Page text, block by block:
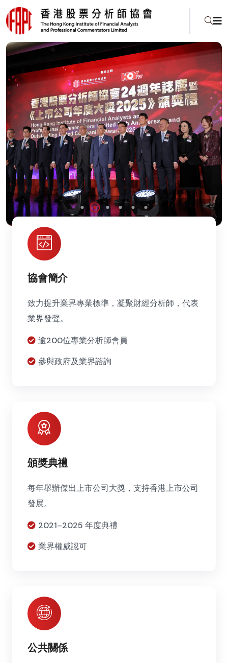
協會簡介
致力提升業界專業標準，凝聚財經分析師，代表
業界發聲。
逾200位專業分析師會員
參與政府及業界諮詢
頒獎典禮
每年舉辦傑出上市公司大獎，支持香港上市公司
發展。
2021–2025 年度典禮
業界權威認可
公共關係